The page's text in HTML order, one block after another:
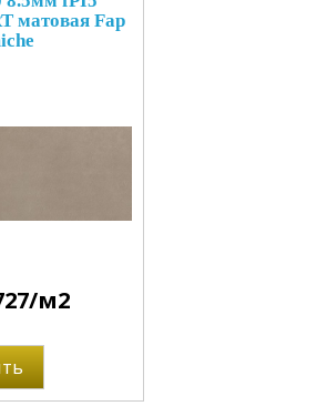
матовая Fap
м2